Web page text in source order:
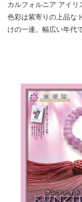
カルフォルニア アイ
色彩は紫寄りの上品な
けの一連。幅広い年代